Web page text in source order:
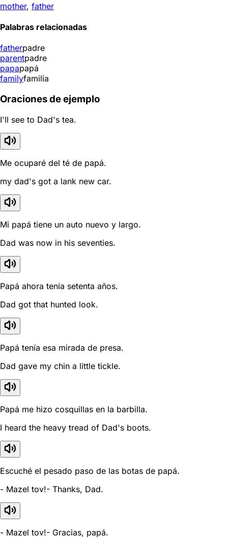
mother, father
Palabras relacionadas
fatherpadre
parentpadre
papapapá
familyfamilia
Oraciones de ejemplo
I'll see to Dad's tea.
Me ocuparé del té de papá.
my dad's got a lank new car.
Mi papá tiene un auto nuevo y largo.
Dad was now in his seventies.
Papá ahora tenía setenta años.
Dad got that hunted look.
Papá tenía esa mirada de presa.
Dad gave my chin a little tickle.
Papá me hizo cosquillas en la barbilla.
I heard the heavy tread of Dad's boots.
Escuché el pesado paso de las botas de papá.
- Mazel tov!- Thanks, Dad.
- Mazel tov!- Gracias, papá.